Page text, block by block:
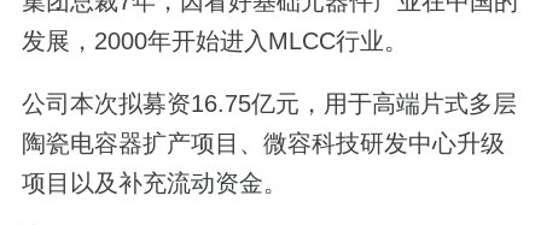
发展，2000年开始进入MLCC行业。
公司本次拟募资16.75亿元，用于高端片式多层
陶瓷电容器扩产项目、微容科技研发中心升级
项目以及补充流动资金。